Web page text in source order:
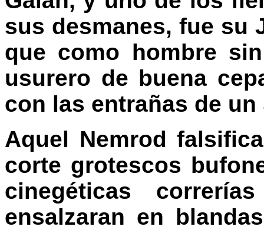
sus desmanes, fue su
que como hombre
usurero de buena
con las entrañas de
Aquel Nemrod
corte grotescos
cinegéticas
ensalzaran en